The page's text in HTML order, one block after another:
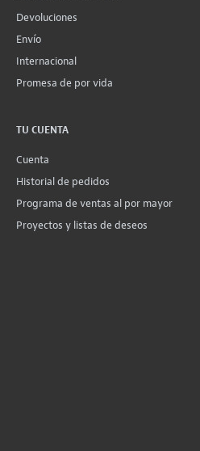
Devoluciones
Envío
Internacional
Promesa de por vida
TU CUENTA
Cuenta
Historial de pedidos
Programa de ventas al por mayor
Proyectos y listas de deseos